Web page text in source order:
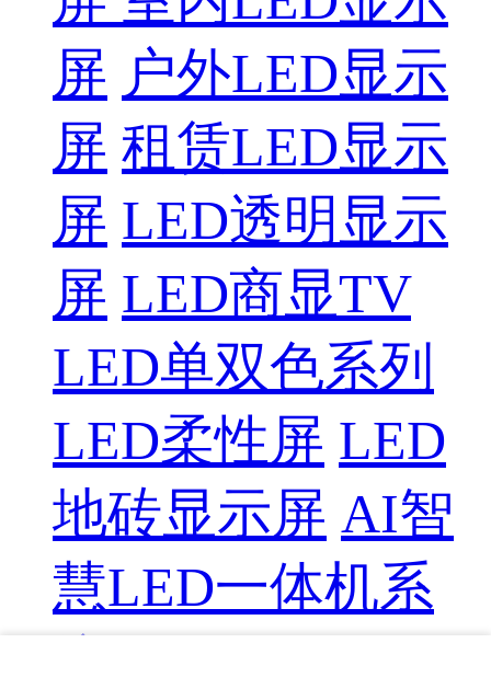
屏 户外LED显示
屏 租赁LED显示
屏 LED透明显示
屏 LED商显TV
LED单双色系列
LED柔性屏 LED
地砖显示屏 AI智
慧LED一体机系